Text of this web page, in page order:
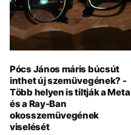
Pócs János máris búcsút
inthet új szemüvegének? -
Több helyen is tiltják a Meta
és a Ray-Ban
okosszemüvegének
viselését